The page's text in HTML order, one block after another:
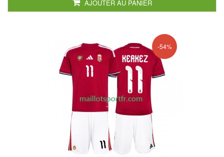
AJOUTER AU PANIER
-54%